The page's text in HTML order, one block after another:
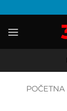
na
sadržaj
POČETNA